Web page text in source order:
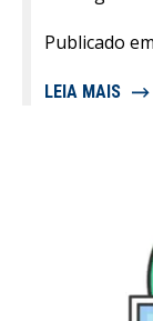
Publicado
LEIA MAIS